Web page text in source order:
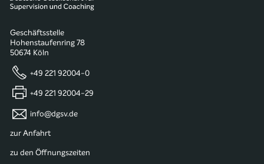
Geschäftsstelle
Hohenstaufenring 78
50674 Köln
+49 221 92004-0
+49 221 92004-29
info@dgsv.de
zur Anfahrt
zu den Öffnungszeiten